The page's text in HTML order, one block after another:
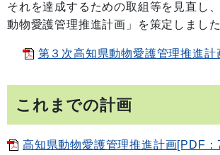
それを達成するための取組等を見直し
動物愛護管理推進計画」を策定しました
第３次高知県動物愛護管理推進
これまでの計画
高知県動物愛護管理推進計画[PDF：